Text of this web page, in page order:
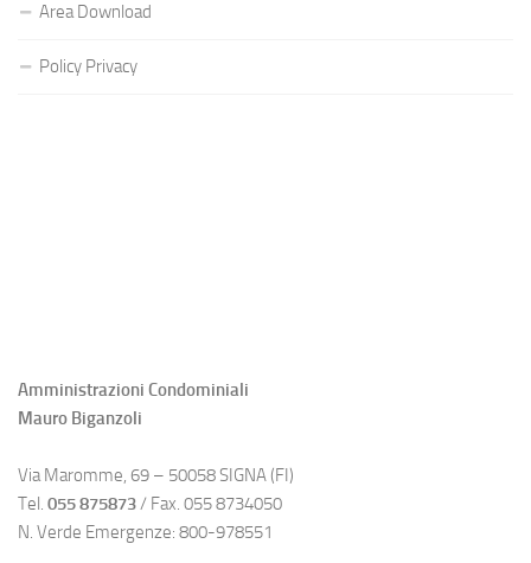
Area Download
Policy Privacy
Amministrazioni Condominiali
Mauro Biganzoli
Via Maromme, 69 – 50058 SIGNA (FI)
Tel. 055 875873/ Fax. 055 8734050
N. Verde Emergenze: 800-978551